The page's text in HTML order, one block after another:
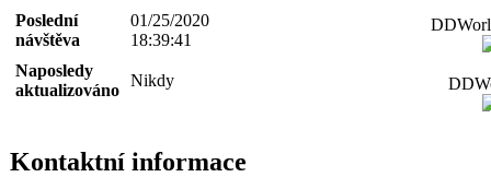
Poslední
návštěva
01/25/2020
18:39:41
Naposledy
aktualizováno
Nikdy
Kontaktní informace